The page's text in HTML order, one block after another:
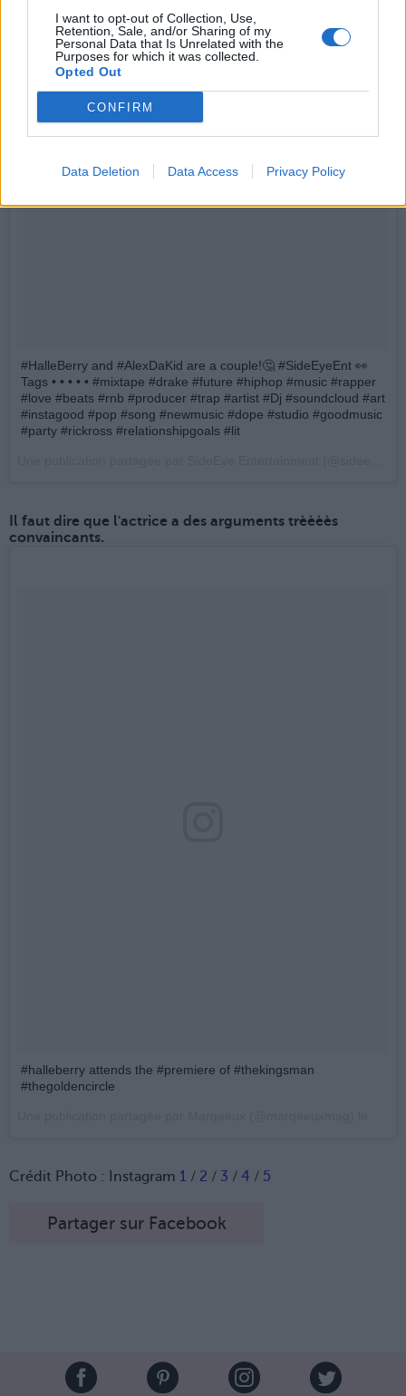
I want to opt-out of Collection, Use,
Retention, Sale, and/or Sharing of my
Personal Data that Is Unrelated with the
Purposes for which it was collected.
Opted Out
CONFIRM
Data Deletion Data Access Privacy Policy
#HalleBerry and #AlexDaKid are a couple!🤔 #SideEyeEnt 👀
Tags • • • • • #mixtape #drake #future #hiphop #music #rapper
#love #beats #rnb #producer #trap #artist #Dj #soundcloud #art
#instagood #pop #song #newmusic #dope #studio #goodmusic
#party #rickross #relationshipgoals #lit
Il faut dire que l'actrice a des arguments trèèèès
convaincants.
#halleberry attends the #premiere of #thekingsman
#thegoldencircle
Crédit Photo : Instagram 1 / 2 / 3 / 4 / 5
Partager sur Facebook